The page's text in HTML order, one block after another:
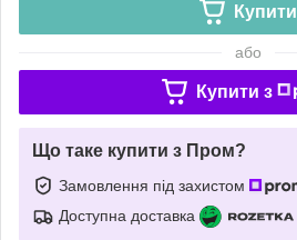
Купити
або
Купити з
Що таке купити з Пром?
Замовлення під захистом
Доступна доставка